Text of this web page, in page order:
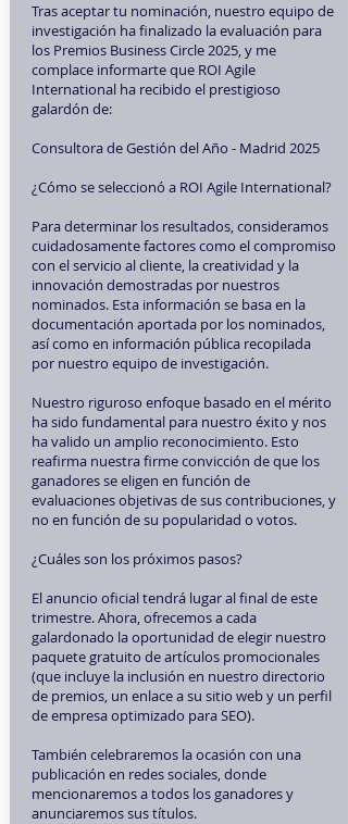
Tras aceptar tu nominación, nuestro equipo de
investigación ha finalizado la evaluación para
los Premios Business Circle 2025, y me
complace informarte que ROI Agile
International ha recibido el prestigioso
galardón de:
Consultora de Gestión del Año - Madrid 2025
¿Cómo se seleccionó a ROI Agile International?
Para determinar los resultados, consideramos
cuidadosamente factores como el compromiso
con el servicio al cliente, la creatividad y la
innovación demostradas por nuestros
nominados. Esta información se basa en la
documentación aportada por los nominados,
así como en información pública recopilada
por nuestro equipo de investigación.
Nuestro riguroso enfoque basado en el mérito
ha sido fundamental para nuestro éxito y nos
ha valido un amplio reconocimiento. Esto
reafirma nuestra firme convicción de que los
ganadores se eligen en función de
evaluaciones objetivas de sus contribuciones, y
no en función de su popularidad o votos.
¿Cuáles son los próximos pasos?
El anuncio oficial tendrá lugar al final de este
trimestre. Ahora, ofrecemos a cada
galardonado la oportunidad de elegir nuestro
paquete gratuito de artículos promocionales
(que incluye la inclusión en nuestro directorio
de premios, un enlace a su sitio web y un perfil
de empresa optimizado para SEO).
También celebraremos la ocasión con una
publicación en redes sociales, donde
mencionaremos a todos los ganadores y
anunciaremos sus títulos.